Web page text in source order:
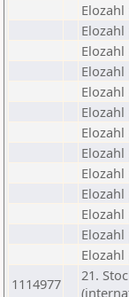
Elozahl
Elozahl
Elozahl
Elozahl
Elozahl
Elozahl
Elozahl
Elozahl
Elozahl
Elozahl
Elozahl
Elozahl
Elozahl
1114977
21.